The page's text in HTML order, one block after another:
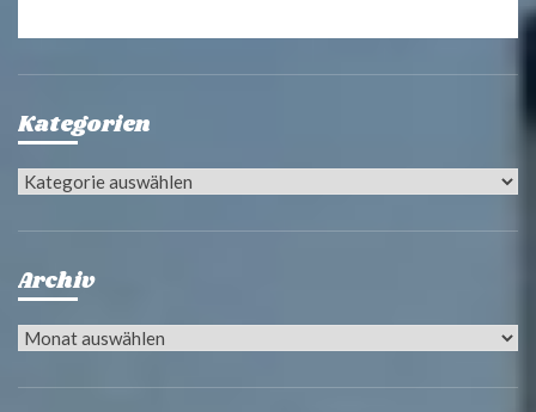
Kategorien
Kategorien
Archiv
Archiv